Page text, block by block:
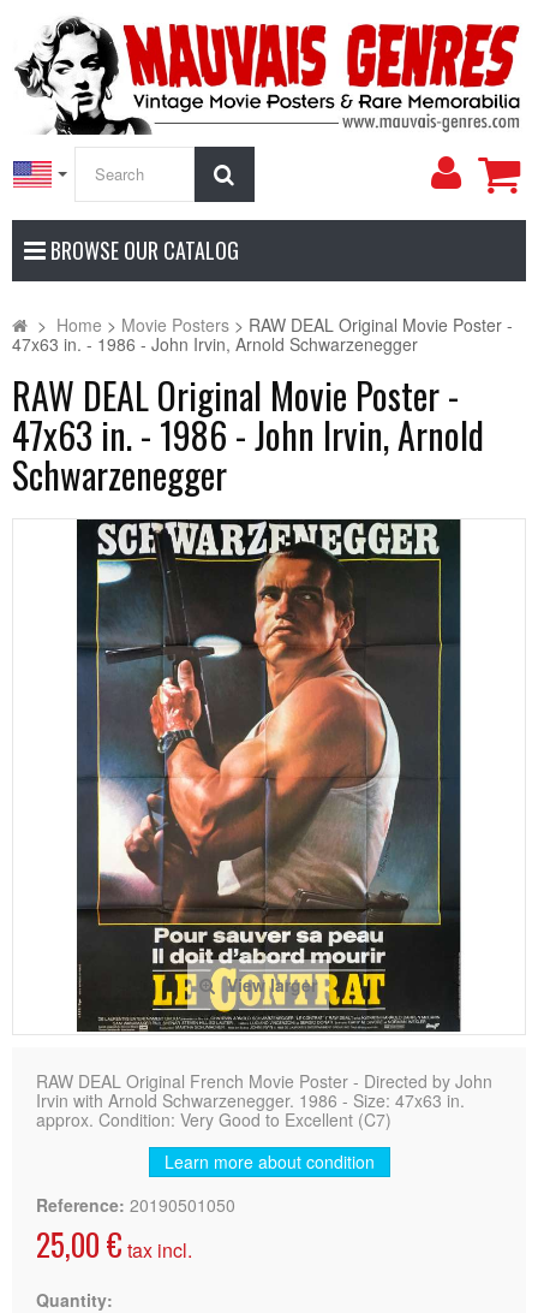
My
BROWSE OUR CATALOG
> Home > Movie Posters > RAW DEAL Original Movie Poster -
47x63 in. - 1986 - John Irvin, Arnold Schwarzenegger
RAW DEAL Original Movie Poster -
47x63 in. - 1986 - John Irvin, Arnold
Schwarzenegger
View larger
RAW DEAL Original French Movie Poster - Directed by John
Irvin with Arnold Schwarzenegger. 1986 - Size: 47x63 in.
approx. Condition: Very Good to Excellent (C7)
Learn more about condition
Reference: 20190501050
25,00 € tax incl.
Quantity: